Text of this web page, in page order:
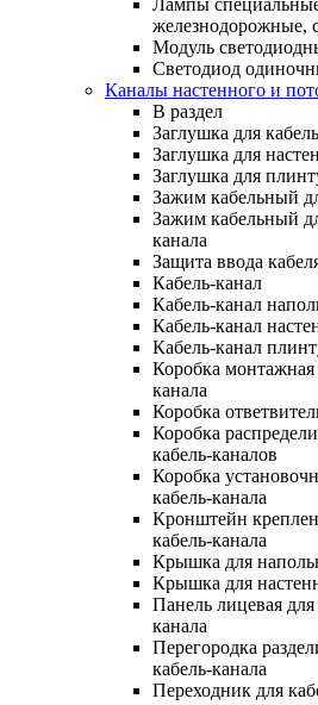
железнодорожные,
Модуль
Светодиод
Каналы настенного и
В раздел
Заглушка для
Заглушка для
Заглушка для
Зажим кабельный
Зажим кабельный
канала
Защита ввода
Кабель-канал
Кабель-канал
Кабель-канал
Кабель-канал
Коробка монтажная
канала
Коробка
Коробка
кабель-каналов
Коробка
кабель-канала
Кронштейн
кабель-канала
Крышка для
Крышка для
Панель лицевая
канала
Перегородка
кабель-канала
Переходник для